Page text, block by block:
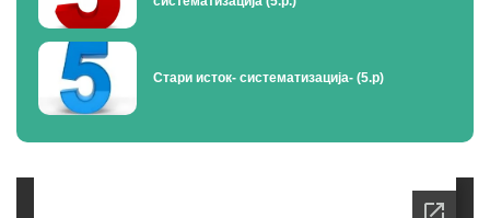
Стари исток- систематизација- (5.р)